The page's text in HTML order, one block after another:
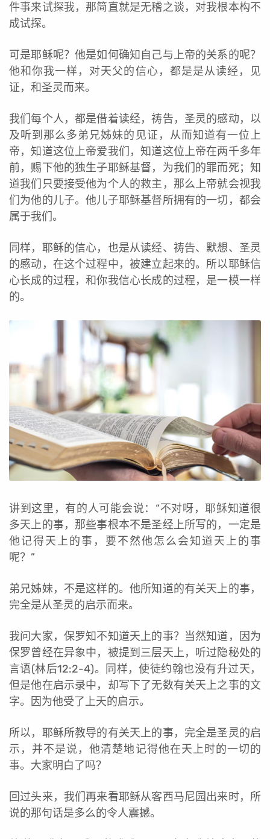
件事来试探我，那简直就是无稽之谈，对我根本构不
成试探。
可是耶稣呢？他是如何确知自己与上帝的关系的呢？
他和你我一样，对天父的信心，都是是从读经，见
证，和圣灵而来。
我们每个人，都是借着读经，祷告，圣灵的感动，以
及听到那么多弟兄姊妹的见证，从而知道有一位上
帝，知道这位上帝爱我们，知道这位上帝在两千多年
前，赐下他的独生子耶稣基督，为我们的罪而死；知
道我们只要接受他为个人的救主，那么上帝就会视我
们为他的儿子。他儿子耶稣基督所拥有的一切，都会
属于我们。
同样，耶稣的信心，也是从读经、祷告、默想、圣灵
的感动，在这个过程中，被建立起来的。所以耶稣信
心长成的过程，和你我信心长成的过程，是一模一样
的。
讲到这里，有的人可能会说：“不对呀，耶稣知道很
多天上的事，那些事根本不是圣经上所写的，一定是
他记得天上的事，要不然他怎么会知道天上的事
呢？”
弟兄姊妹，不是这样的。他所知道的有关天上的事，
完全是从圣灵的启示而来。
我问大家，保罗知不知道天上的事？当然知道，因为
保罗曾经在异象中，被提到三层天上，听过隐秘处的
言语(林后12:2-4)。同样，使徒约翰也没有升过天，
但是他在启示录中，却写下了无数有关天上之事的文
字。因为他受了上天的启示。
所以，耶稣所教导的有关天上的事，完全是圣灵的启
示，并不是说，他清楚地记得他在天上时的一切的
事。大家明白了吗？
回过头来，我们再来看耶稣从客西马尼园出来时，所
说的那句话是多么的令人震撼。